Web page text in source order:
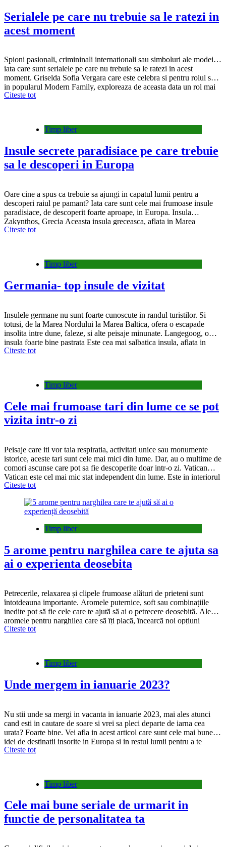
Serialele pe care nu trebuie sa le ratezi in
acest moment
Spioni pasionali, crimininali internationali sau simboluri ale modei…
iata care sunt serialele pe care nu trebuie sa le ratezi in acest
moment. Griselda Sofia Vergara care este celebra si pentru rolul sau
in popularul Modern Family, exploreaza de aceasta data un rol mai
sumbru si intra in pielea Griseldei Blanco, un nume foarte cunoscut
Citeste tot
Timp liber
Insule secrete paradisiace pe care trebuie
sa le descoperi in Europa
Oare cine a spus ca trebuie sa ajungi in capatul lumii pentru a
descoperi raiul pe pamant? Iata care sunt cele mai frumoase insule
paradisiace, de descoperit foarte aproape, in Europa. Insula
Zakynthos, Grecia Aceasta insula greceasca, aflata in Marea
Ioniana, in partea de vest a Peninsulei Peloponezia, este absolut
Citeste tot
Timp liber
Germania- top insule de vizitat
Insulele germane nu sunt foarte cunoscute in randul turistilor. Si
totusi, de la Marea Nordului la Marea Baltica, ofera o escapade
insolita intre dune, faleze, si alte peisaje minunate. Langegoog, o
insula foarte bine pastrata Este cea mai salbatica insula, aflata in
largul coastelor germane. Aici se afla o plaja lunga de nisip, un
Citeste tot
Timp liber
Cele mai frumoase tari din lume ce se pot
vizita intr-o zi
Peisaje care iti vor taia respiratia, activitati unice sau monumente
istorice, aceste tari sunt cele mai mici din lume. Dar, au o multime de
comori ascunse care pot sa fie descoperite doar intr-o zi. Vatican
Vatican este cel mai mic stat independent din lume. Este in interiorul
orasului Roma si se intinde pe o suprafata…
Citeste tot
Timp liber
5 arome pentru narghilea care te ajuta sa
ai o experienta deosebita
Petrecerile, relaxarea și clipele frumoase alӑturi de prieteni sunt
ȋntotdeauna importante. Aromele puternice, soft sau combinațiile
inedite pot sӑ fie cele care te ajutӑ sӑ ai o petrecere deosebitӑ. Alege
aromele pentru narghilea care sӑ ȋți placӑ, ȋncearcӑ noi opțiuni
disponibile pe Shishabucuresti.ro și bucurӑ-te de combinațiile care sӑ
Citeste tot
Timp liber
Unde mergem in ianuarie 2023?
Nu stii unde sa mergi in vacanta in ianuarie 2023, mai ales atunci
cand esti in cautare de soare si vrei sa pleci departe de iarna cea
urata? Foarte bine. Vei afla in acest articol care sunt cele mai bune
idei de destinatii insorite in Europa si in restul lumii pentru a te
bucura de…
Citeste tot
Timp liber
Cele mai bune seriale de urmarit in
functie de personalitatea ta